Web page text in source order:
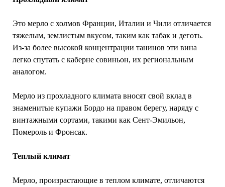
Это мерло с холмов Франции, Италии и Чили отличается
тяжелым, землистым вкусом, таким как табак и деготь.
Из-за более высокой концентрации танинов эти вина
легко спутать с каберне совиньон, их региональным
аналогом.
Мерло из прохладного климата вносят свой вклад в
знаменитые купажи Бордо на правом берегу, наряду с
винтажными сортами, такими как Сент-Эмильон,
Помероль и Фронсак.
Теплый климат
Мерло, произрастающие в теплом климате, отличаются